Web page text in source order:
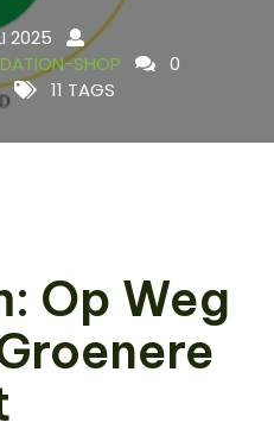
2025
SHOP
0
11 TAGS
Op Weg